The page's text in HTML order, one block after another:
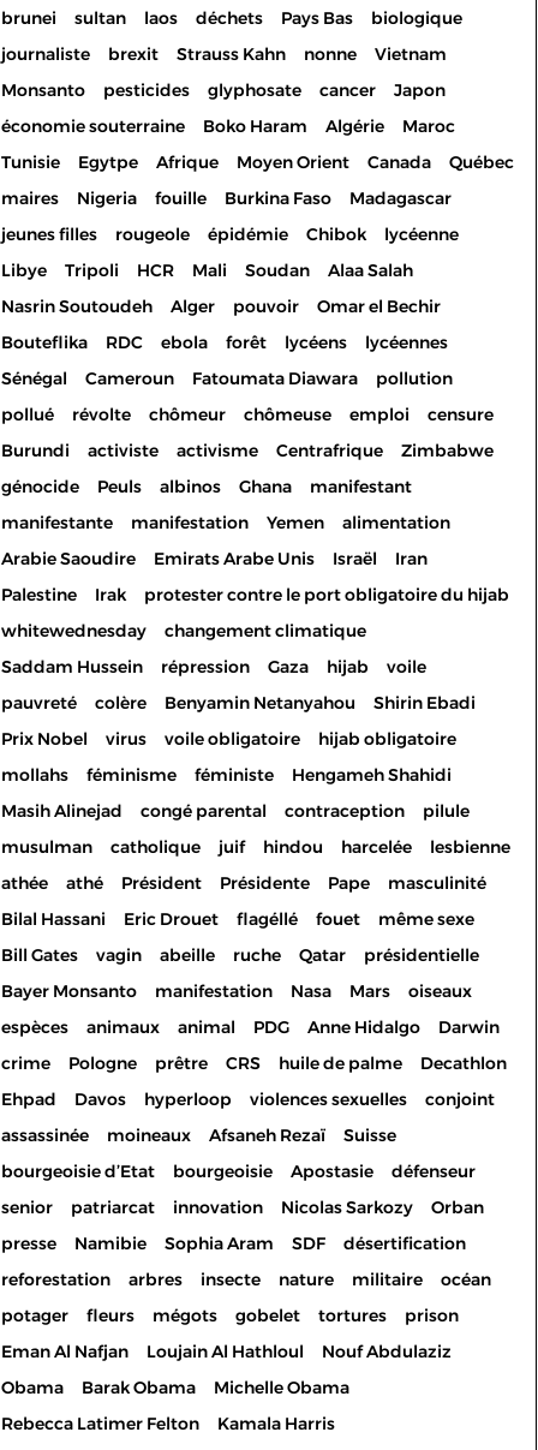
brunei
sultan laos déchets Pays Bas
biologique
journaliste
brexit Strauss Kahn nonne
Vietnam
Monsanto
pesticides glyphosate cancer
Japon
économie souterraine
Boko Haram Algérie
Maroc
Tunisie
Egytpe Afrique Moyen Orient Canada
Québec
maires
Nigeria fouille Burkina Faso
Madagascar
jeunes filles
rougeole épidémie Chibok
lycéenne
Libye
Tripoli HCR Mali Soudan
Alaa Salah
Nasrin Soutoudeh
Alger pouvoir
Omar el Bechir
Bouteflika
RDC ebola forêt lycéens
lycéennes
Sénégal
Cameroun Fatoumata Diawara
pollution
pollué
révolte chômeur chômeuse emploi
censure
Burundi
activiste activisme Centrafrique
Zimbabwe
génocide
Peuls albinos Ghana
manifestant
manifestante
manifestation Yemen
alimentation
Arabie Saoudire
Emirats Arabe Unis Israël
Iran
Palestine
Irak
protester contre le port obligatoire du hijab
whitewednesday
changement climatique
Saddam Hussein
répression Gaza hijab
voile
pauvreté
colère Benyamin Netanyahou
Shirin Ebadi
Prix Nobel
virus voile obligatoire
hijab obligatoire
mollahs
féminisme féministe
Hengameh Shahidi
Masih Alinejad
congé parental contraception
pilule
musulman
catholique juif hindou harcelée
lesbienne
athée
athé Président Présidente Pape
masculinité
Bilal Hassani
Eric Drouet flagéllé fouet
même sexe
Bill Gates
vagin abeille ruche Qatar
présidentielle
Bayer Monsanto
manifestation Nasa Mars
oiseaux
espèces
animaux animal PDG Anne Hidalgo
Darwin
crime
Pologne prêtre CRS huile de palme
Decathlon
Ehpad
Davos hyperloop violences sexuelles
conjoint
assassinée
moineaux Afsaneh Rezaï
Suisse
bourgeoisie d’Etat
bourgeoisie Apostasie
défenseur
senior
patriarcat innovation Nicolas Sarkozy
Orban
presse
Namibie Sophia Aram SDF
désertification
reforestation
arbres insecte nature militaire
océan
potager
fleurs mégots gobelet tortures
prison
Eman Al Nafjan
Loujain Al Hathloul
Nouf Abdulaziz
Obama
Barak Obama
Michelle Obama
Rebecca Latimer Felton
Kamala Harris
Les cookies permettent le
inscription/connexion à